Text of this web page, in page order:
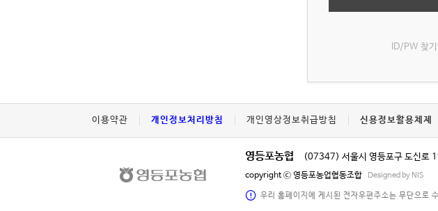
ID/PW 찾기
이용약관 개인정보처리방침 개인영상정보취급방침 신용정보활용체제
영등포농협 (07347) 서울시 영등포구 도신로
copyright ⓒ 영등포농업협동조합 Designed by NIS
우리 홈페이지에 게시된 전자우편주소는 무단으로